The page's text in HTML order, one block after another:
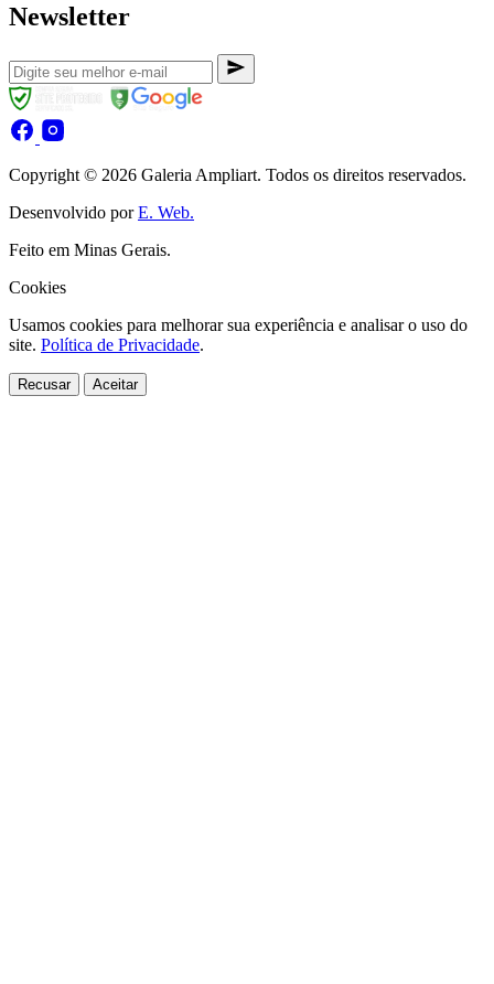
Newsletter
Copyright © 2026 Galeria Ampliart. Todos os direitos reservados.
Desenvolvido porE. Web.
Feito em Minas Gerais.
Cookies
Usamos cookies para melhorar sua experiência e analisar o uso do
site. Política de Privacidade.
Recusar Aceitar